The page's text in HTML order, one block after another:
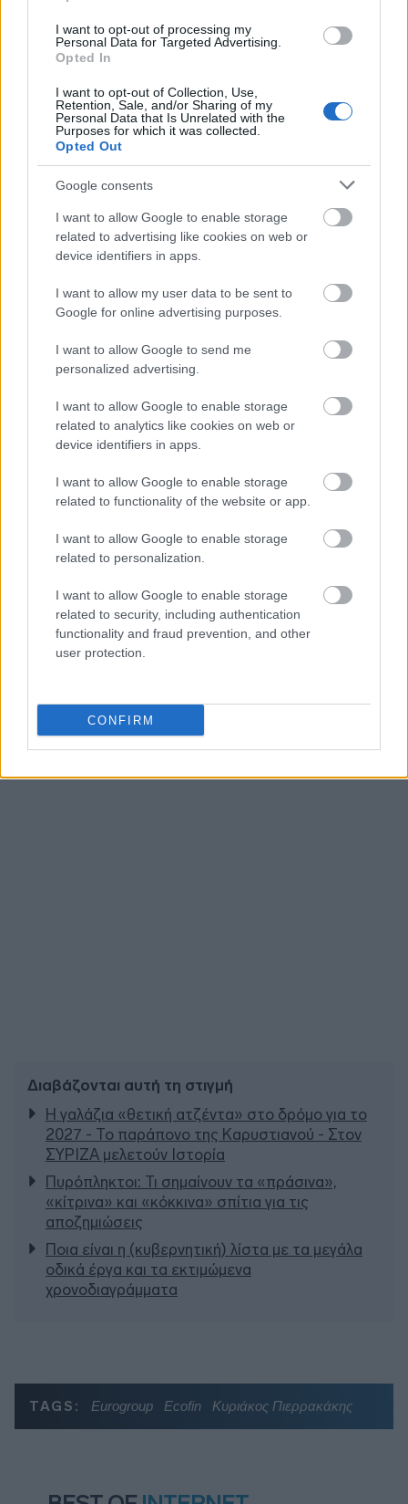
I want to opt-out of processing my
Personal Data for Targeted Advertising.
Opted In
I want to opt-out of Collection, Use,
Retention, Sale, and/or Sharing of my
Personal Data that Is Unrelated with the
Purposes for which it was collected.
Opted Out
Google consents
I want to allow Google to enable storage
related to advertising like cookies on web or
device identifiers in apps.
I want to allow my user data to be sent to
Google for online advertising purposes.
I want to allow Google to send me
personalized advertising.
I want to allow Google to enable storage
related to analytics like cookies on web or
device identifiers in apps.
I want to allow Google to enable storage
related to functionality of the website or app.
I want to allow Google to enable storage
related to personalization.
I want to allow Google to enable storage
related to security, including authentication
functionality and fraud prevention, and other
user protection.
CONFIRM
ανταγωνιστικότητας, της ανθεκτικότητας και της
στρατηγικής αυτονομίας της Ευρωπαϊκής
Ακολουθήστε τοinsider.gr στο Google Newsκαι μάθετε
πρώτοι όλες τιςειδήσεις
Διαβάζονται αυτή τη στιγμή
Η γαλάζια «θετική ατζέντα» στο δρόμο για το
2027 - Το παράπονο της Καρυστιανού - Στον
ΣΥΡΙΖΑ μελετούν Ιστορία
Πυρόπληκτοι: Τι σημαίνουν τα «πράσινα»,
«κίτρινα» και «κόκκινα» σπίτια για τις
αποζημιώσεις
Ποια είναι η (κυβερνητική) λίστα με τα μεγάλα
οδικά έργα και τα εκτιμώμενα
χρονοδιαγράμματα
TAGS: Eurogroup Ecofin Κυριάκος Πιερρακάκης